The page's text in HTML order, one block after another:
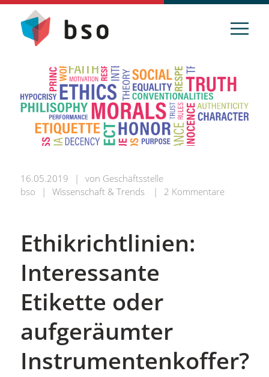
16.05.2019 | von Geschäftsstelle
bso
| Wissenschaft & Trends | 2 Kommentare
Ethikrichtlinien:
Interessante
Etikette oder
aufgeräumter
Instrumentenkoffer?